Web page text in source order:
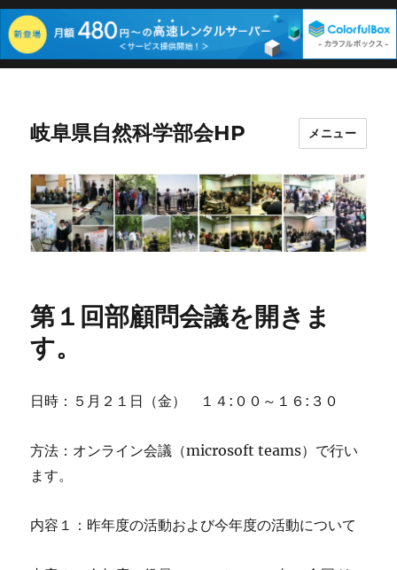
岐阜県自然科学部会HP メニュー
第１回部顧問会議を開きま
す。
日時：５月２１日（金） １４:００～１６:３０
方法：オンライン会議（microsoft teams）で行い
ます。
内容１：昨年度の活動および今年度の活動について